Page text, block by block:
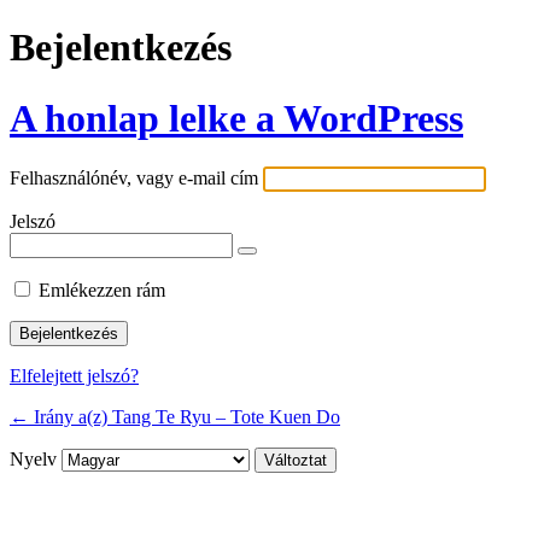
Bejelentkezés
A honlap lelke a WordPress
Felhasználónév, vagy e-mail cím
Jelszó
Emlékezzen rám
Elfelejtett jelszó?
← Irány a(z) Tang Te Ryu – Tote Kuen Do
Nyelv